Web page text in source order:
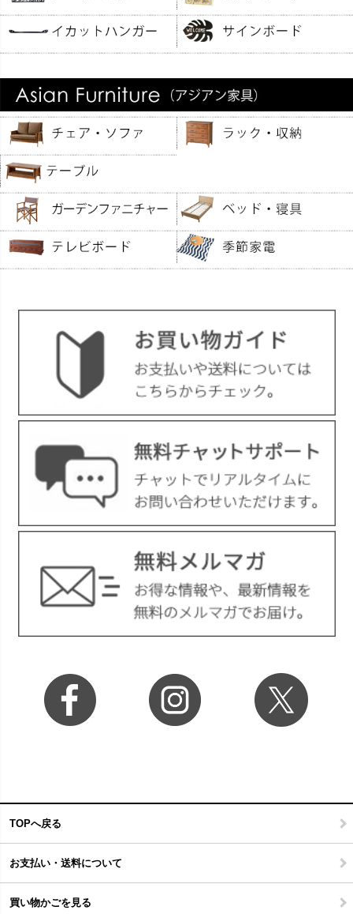
TOPへ戻る
お支払い・送料について
買い物かごを見る